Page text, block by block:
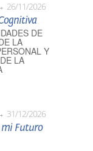
26/11/2026
DE
LA
Y
LA
31/12/2026
mi Futuro